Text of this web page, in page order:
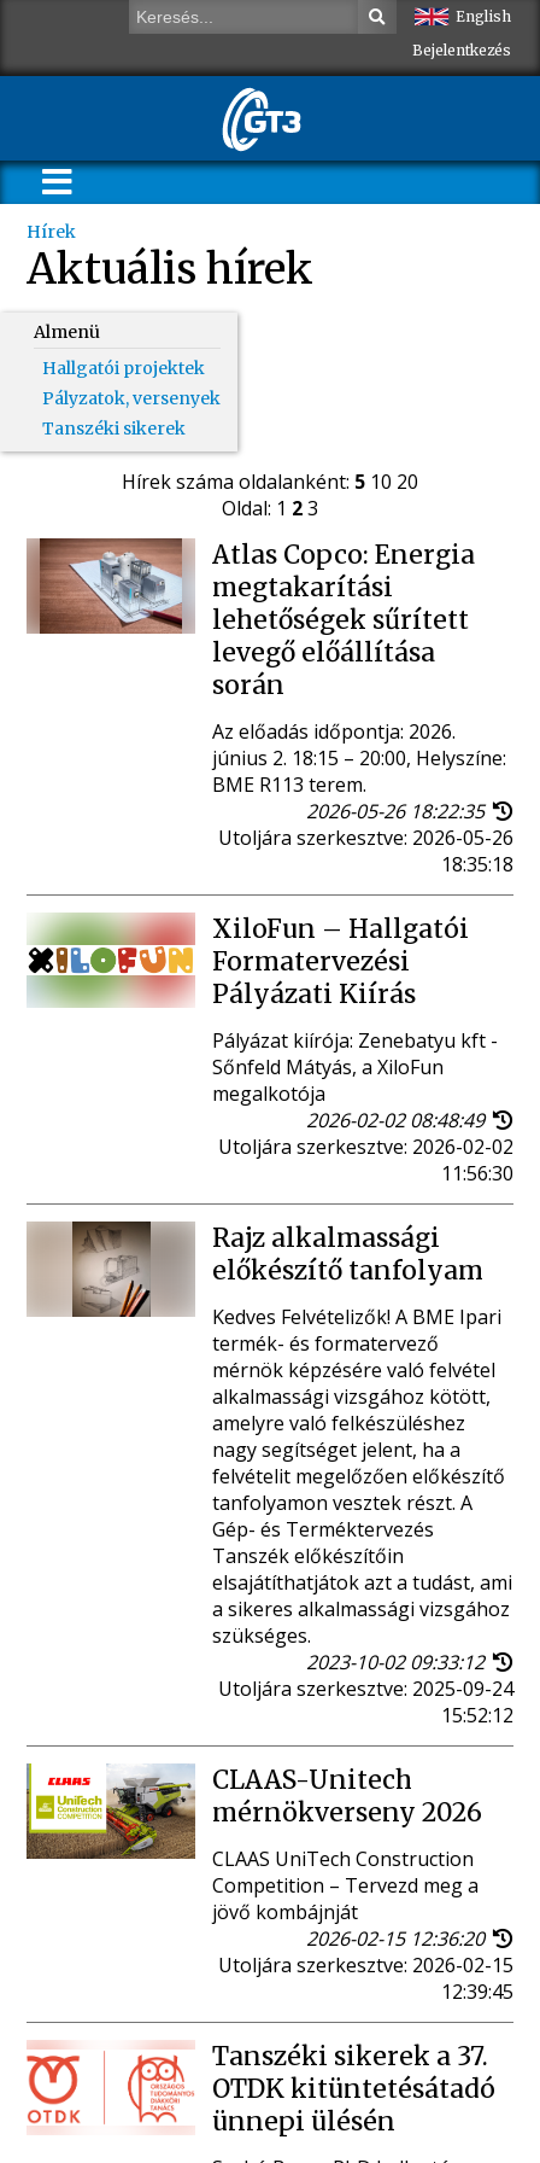
English
Bejelentkezés
Hírek
Aktuális hírek
Almenü
Hallgatói projektek
Pályzatok, versenyek
Tanszéki sikerek
Hírek száma oldalanként: 5 10 20
Oldal: 1 23
Atlas Copco: Energia
megtakarítási
lehetőségek sűrített
levegő előállítása
során
Az előadás időpontja: 2026.
június 2. 18:15 – 20:00, Helyszíne:
BME R113 terem.
2026-05-26 18:22:35
Utoljára szerkesztve: 2026-05-26
18:35:18
XiloFun – Hallgatói
Formatervezési
Pályázati Kiírás
Pályázat kiírója: Zenebatyu kft -
Sőnfeld Mátyás, a XiloFun
megalkotója
2026-02-02 08:48:49
Utoljára szerkesztve: 2026-02-02
11:56:30
Rajz alkalmassági
előkészítő tanfolyam
Kedves Felvételizők! A BME Ipari
termék- és formatervező
mérnök képzésére való felvétel
alkalmassági vizsgához kötött,
amelyre való felkészüléshez
nagy segítséget jelent, ha a
felvételit megelőzően előkészítő
tanfolyamon vesztek részt. A
Gép- és Terméktervezés
Tanszék előkészítőin
elsajátíthatjátok azt a tudást, ami
a sikeres alkalmassági vizsgához
szükséges.
2023-10-02 09:33:12
Utoljára szerkesztve: 2025-09-24
15:52:12
CLAAS-Unitech
mérnökverseny 2026
CLAAS UniTech Construction
Competition – Tervezd meg a
jövő kombájnját
2026-02-15 12:36:20
Utoljára szerkesztve: 2026-02-15
12:39:45
Tanszéki sikerek a 37.
OTDK kitüntetésátadó
ünnepi ülésén